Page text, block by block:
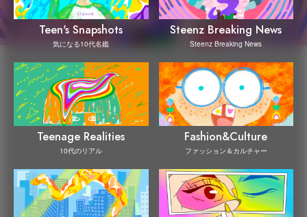
Teen's Snapshots
気になる10代名鑑
Steenz Breaking News
Steenz Breaking News
Teenage Realities
10代のリアル
Fashion&Culture
ファッション＆カルチャー